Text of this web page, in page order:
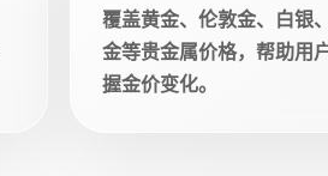
覆盖黄金、伦敦金、白银
金等贵金属价格，帮助用
握金价变化。